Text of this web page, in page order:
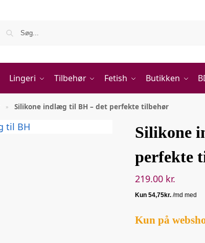
Lingeri Tilbehør Fetish Butikken
» Silikone indlæg til BH – det perfekte tilbehør
Silikone
perfekte
219.00 kr.
Kun på